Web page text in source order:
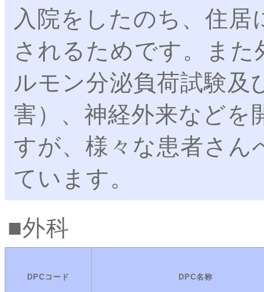
入院をしたのち、住
されるためです。ま
ルモン分泌負荷試験及
害）、神経外来などを
すが、様々な患者さん
ています。
外科
DPCコード DPC名称